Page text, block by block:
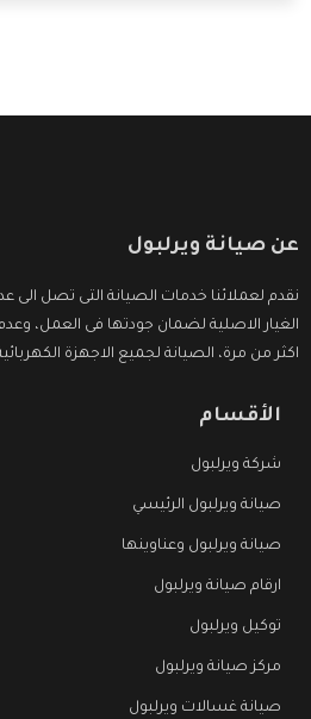
عن صيانة ويرلبول
نقدم لعملائنا خدمات الصيانة التى تصل
الغيار الاصلية لضمان جودتها فى العمل،
اكثر من مرة، الصيانة لجميع الاجهزة
الأقسام
شركة ويرلبول
صيانة ويرلبول الرئيسي
صيانة ويرلبول وعناوينها
ارقام صيانة ويرلبول
توكيل ويرلبول
مركز صيانة ويرلبول
صيانة غسالات ويرلبول